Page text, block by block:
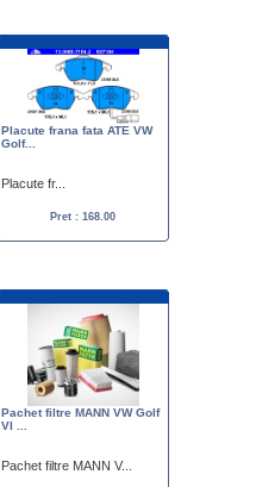
Placute frana fata ATE VW
Golf...
Placute fr...
Pret : 168.00
Pachet filtre MANN VW Golf
VI ...
Pachet filtre MANN V...